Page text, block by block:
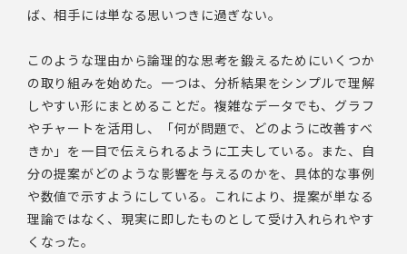
ば、相手には単なる思いつきに過ぎない。
このような理由から論理的な思考を鍛えるためにいくつか
の取り組みを始めた。一つは、分析結果をシンプルで理解
しやすい形にまとめることだ。複雑なデータでも、グラフ
やチャートを活用し、「何が問題で、どのように改善すべ
きか」を一目で伝えられるように工夫している。また、自
分の提案がどのような影響を与えるのかを、具体的な事例
や数値で示すようにしている。これにより、提案が単なる
理論ではなく、現実に即したものとして受け入れられやす
くなった。